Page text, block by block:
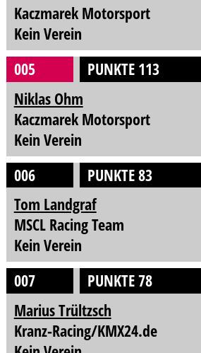
Kaczmarek Motorsport
Kein Verein
005
PUNKTE 113
Niklas Ohm
Kaczmarek Motorsport
Kein Verein
006
PUNKTE 83
Tom Landgraf
MSCL Racing Team
Kein Verein
007
PUNKTE 78
Marius Trültzsch
Kranz-Racing/KMX24.de